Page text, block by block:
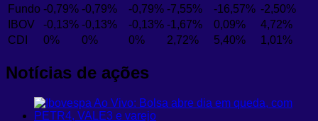
Fundo -0,79% -0,79% -0,79% -7,55% -16,57% -2,50%
IBOV
-0,13% -0,13% -0,13% -1,67% 0,09%
4,72%
CDI
0% 0% 0% 2,72% 5,40% 1,01%
Notícias de ações